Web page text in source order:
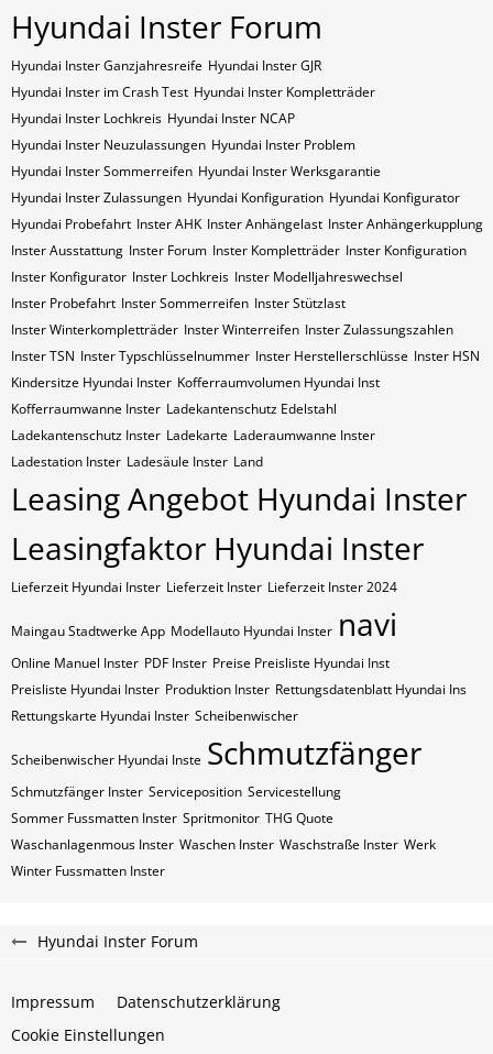
Hyundai Inster Forum
Hyundai Inster Ganzjahresreife Hyundai Inster GJR
Hyundai Inster im Crash Test Hyundai Inster Kompletträder
Hyundai Inster Lochkreis Hyundai Inster NCAP
Hyundai Inster Neuzulassungen Hyundai Inster Problem
Hyundai Inster Sommerreifen Hyundai Inster Werksgarantie
Hyundai Inster Zulassungen Hyundai Konfiguration Hyundai Konfigurator
Hyundai Probefahrt Inster AHK Inster Anhängelast Inster Anhängerkupplung
Inster Ausstattung Inster Forum Inster Kompletträder Inster Konfiguration
Inster Konfigurator Inster Lochkreis Inster Modelljahreswechsel
Inster Probefahrt Inster Sommerreifen Inster Stützlast
Inster Winterkompletträder Inster Winterreifen Inster Zulassungszahlen
Inster​​​​ TSN Inster​​​​ Typschlüsselnummer Inster​​​​​ Herstellerschlüsse Inster​​​​​ HSN
Kindersitze Hyundai Inster Kofferraumvolumen Hyundai Inst
Kofferraumwanne Inster Ladekantenschutz Edelstahl
Ladekantenschutz Inster Ladekarte Laderaumwanne Inster
Ladestation Inster Ladesäule Inster Land
Leasing Angebot Hyundai Inster
Leasingfaktor Hyundai Inster
Lieferzeit Hyundai Inster Lieferzeit Inster Lieferzeit Inster 2024
Maingau Stadtwerke App Modellauto Hyundai Inster navi
Online Manuel Inster PDF Inster Preise Preisliste Hyundai Inst
Preisliste Hyundai Inster Produktion Inster Rettungsdatenblatt Hyundai Ins
Rettungskarte Hyundai Inster Scheibenwischer
Scheibenwischer Hyundai​ Inste Schmutzfänger
Schmutzfänger Inster Serviceposition Servicestellung
Sommer Fussmatten Inster Spritmonitor THG Quote
Waschanlagenmous Inster Waschen Inster Waschstraße Inster Werk
Winter Fussmatten Inster
Hyundai Inster Forum
Impressum
Datenschutzerklärung
Cookie Einstellungen